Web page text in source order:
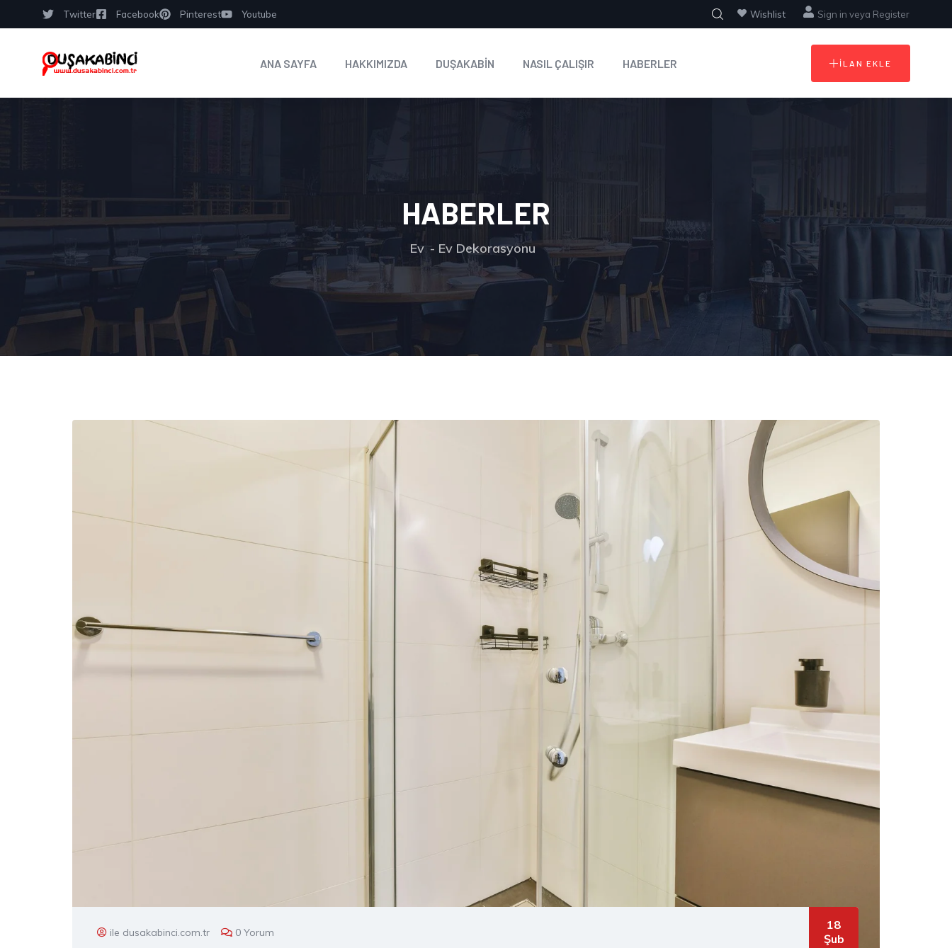
Twitter Facebook Pinterest Youtube Wishlist Sign in veya Register
ANA SAYFA HAKKIMIZDA DUŞAKABİN NASIL ÇALIŞIR HABERLER İLAN EKLE
HABERLER
Ev Ev Dekorasyonu
ile dusakabinci.com.tr 0 Yorum
18
Şub